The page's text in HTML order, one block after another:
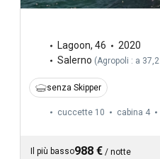
Lagoon, 46
2020
Salerno (Agropoli : a
senza Skipper
cuccette 10 cabina 4
Il più basso988 € / notte